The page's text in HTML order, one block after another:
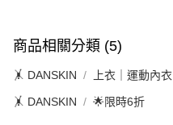
商品相關分類 (5)
🤸 DANSKIN 上衣｜運動內衣
🤸 DANSKIN 🌟限時6折